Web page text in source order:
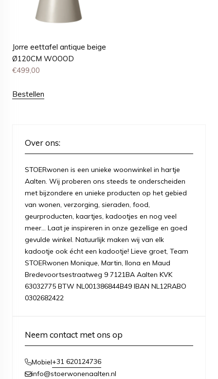
Jorre eettafel antique beige
Ø120CM WOOOD
€499,00
Bestellen
Over ons:
STOERwonen is een unieke woonwinkel in hartje
Aalten. Wij proberen ons steeds te onderscheiden
met bijzondere en unieke producten op het gebied
van wonen, verzorging, sieraden, food,
geurproducten, kaartjes, kadootjes en nog veel
meer... Laat je inspireren in onze gezellige en goed
gevulde winkel. Natuurlijk maken wij van elk
kadootje ook écht een kadootje! Lieve groet, Team
STOERwonen Monique, Martin, Ilona en Maud
Bredevoortsestraatweg 9 7121BA Aalten KVK
63032775 BTW NL001386844B49 IBAN NL12RABO
0302682422
Neem contact met ons op
Mobiel+31 620124736
info@stoerwonenaalten.nl